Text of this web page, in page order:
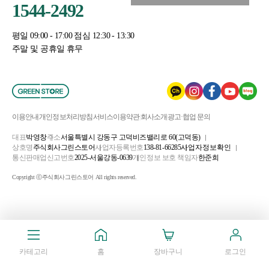
카테고리 홈 장바구니 로그인
1544-2492
평일 09:00 - 17:00 점심 12:30 - 13:30
주말 및 공휴일 휴무
이용안내개인정보처리방침 서비스이용약관회사소개 광고·협업 문의
대표박영창주소서울특별시 강동구 고덕비즈밸리로 60(고덕동)
상호명 주식회사그린스토어사업자등록번호138-81-66285사업자정보확인
통신판매업신고번호2025-서울강동-0639개인정보 보호 책임자한준희
Copyright ⓒ주식회사그린스토어 All rights reserved.